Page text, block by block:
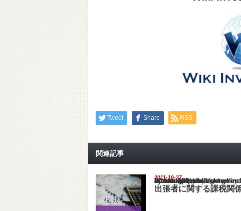
Tweet Share RSS
関連記事
2011-10-27
Warning
: Undefined array key "show_category" in
/home/netst/kuno-cpa.co.jp/public_html/india_blog/
on line183
出張者に関する課税関